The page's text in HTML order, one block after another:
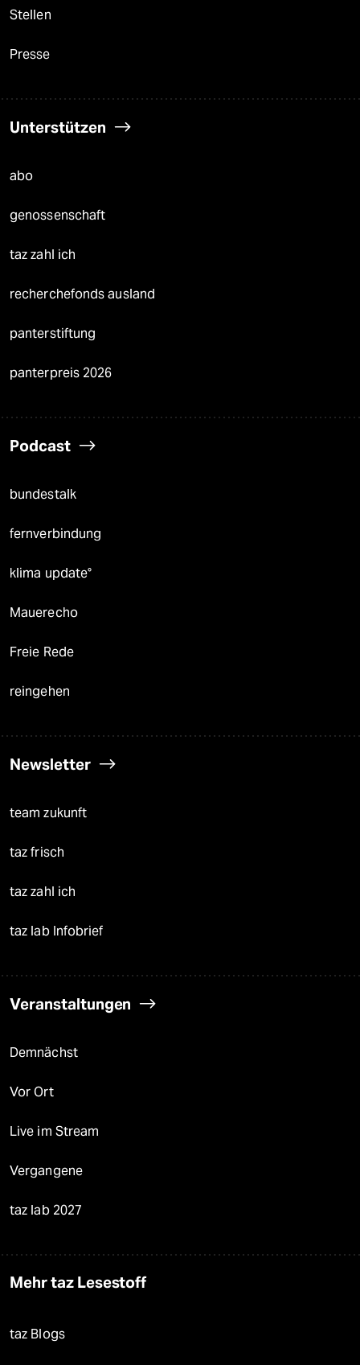
Stellen
Presse
Unterstützen
abo
genossenschaft
taz zahl ich
recherchefonds ausland
panterstiftung
panterpreis 2026
Podcast
bundestalk
fernverbindung
klima update°
Mauerecho
Freie Rede
reingehen
Newsletter
team zukunft
taz frisch
taz zahl ich
taz lab Infobrief
Veranstaltungen
Demnächst
Vor Ort
Live im Stream
Vergangene
taz lab 2027
Mehr taz Lesestoff
taz Blogs